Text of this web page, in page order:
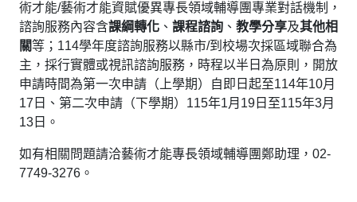
術才能/藝術才能資賦優異專長領域輔導團專業對話機制，
諮詢服務內容含課綱轉化 、 課程諮詢 、 教學分享及其他相
關等；114學年度諮詢服務以縣市/到校場次採區域聯合為
主，採行實體或視訊諮詢服務，時程以半日為原則，開放
申請時間為第一次申請（上學期）自即日起至114年10月
17日、第二次申請（下學期）115年1月19日至115年3月
13日。
如有相關問題請洽藝術才能專長領域輔導團鄭助理，02-
7749-3276。